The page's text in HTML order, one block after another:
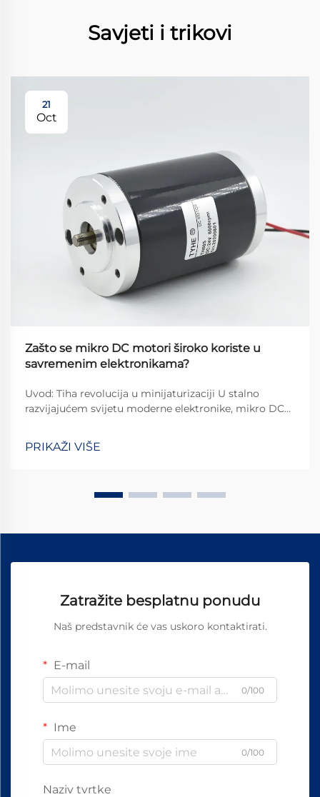
Savjeti i trikovi
21
Oct
Zašto se mikro DC motori široko koriste u
savremenim elektronikama?
Uvod: Tiha revolucija u minijaturizaciji U stalno
razvijajućem svijetu moderne elektronike, mikro DC
omogućuju naše svakodnevne tehnološke interakcije.
Od suptilnog vibriranja u...
PRIKAŽI VIŠE
Zatražite besplatnu ponudu
Naš predstavnik će vas uskoro kontaktirati.
E-mail
0/100
Ime
0/100
Naziv tvrtke